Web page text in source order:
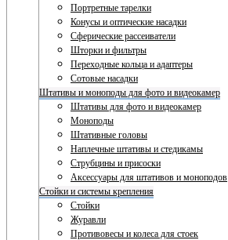
Портретные тарелки
Конусы и оптические насадки
Сферические рассеиватели
Шторки и фильтры
Переходные кольца и адаптеры
Сотовые насадки
Штативы и моноподы для фото и видеокамер
Штативы для фото и видеокамер
Моноподы
Штативные головы
Наплечные штативы и стедикамы
Струбцины и присоски
Аксессуары для штативов и моноподов
Стойки и системы крепления
Стойки
Журавли
Противовесы и колеса для стоек